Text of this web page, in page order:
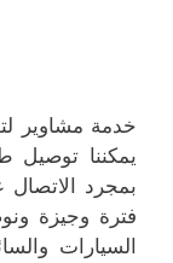
خدمة مشاوير
يمكننا توصيل
بمجرد
فترة وجيزة
السيارات